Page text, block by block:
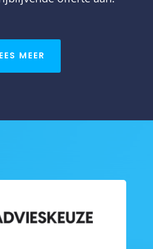
MEER